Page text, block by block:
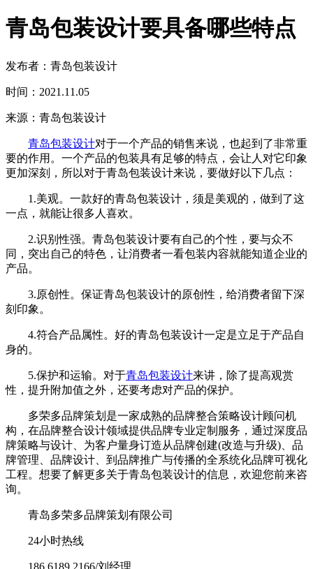
青岛包装设计要具备哪些特点
发布者：青岛包装设计
时间：2021.11.05
来源：青岛包装设计
青岛包装设计对于一个产品的销售来说，也起到了非常重
要的作用。一个产品的包装具有足够的特点，会让人对它印象
更加深刻，所以对于青岛包装设计来说，要做好以下几点：
1.美观。一款好的青岛包装设计，须是美观的，做到了这
一点，就能让很多人喜欢。
2.识别性强。青岛包装设计要有自己的个性，要与众不
同，突出自己的特色，让消费者一看包装内容就能知道企业的
产品。
3.原创性。保证青岛包装设计的原创性，给消费者留下深
刻印象。
4.符合产品属性。好的青岛包装设计一定是立足于产品自
身的。
5.保护和运输。对于青岛包装设计来讲，除了提高观赏
性，提升附加值之外，还要考虑对产品的保护。
多荣多品牌策划是一家成熟的品牌整合策略设计顾问机
构，在品牌整合设计领域提供品牌专业定制服务，通过深度品
牌策略与设计、为客户量身订造从品牌创建(改造与升级)、品
牌管理、品牌设计、到品牌推广与传播的全系统化品牌可视化
工程。想要了解更多关于青岛包装设计的信息，欢迎您前来咨
询。
青岛多荣多品牌策划有限公司
24小时热线
186 6189 2166/刘经理